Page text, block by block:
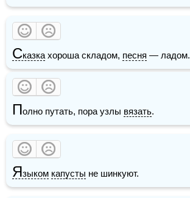
Сказка хороша складом, песня — ладом.
Полно путать, пора узлы вязать.
Языком капусты не шинкуют.